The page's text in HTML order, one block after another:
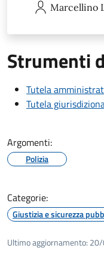
Marcellino
Strumenti
Tutela
Tutela
Argomenti:
Polizia
Categorie:
Giustizia e sicurezza
Ultimo aggiornamento: